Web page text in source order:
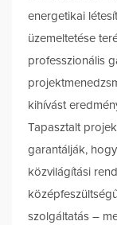
energetikai
üzemeltetése
professzionális
kihívást
Tapasztalt
garantálják,
közvilágítási
szolgáltatás –